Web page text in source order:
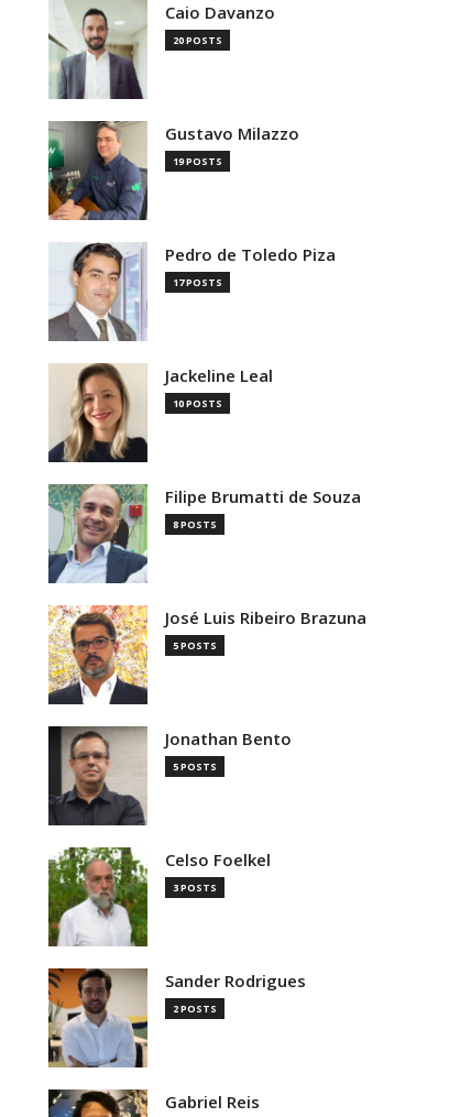
Caio Davanzo
20 POSTS
Gustavo Milazzo
19 POSTS
Pedro de Toledo Piza
17 POSTS
Jackeline Leal
10 POSTS
Filipe Brumatti de Souza
8 POSTS
José Luis Ribeiro Brazuna
5 POSTS
Jonathan Bento
5 POSTS
Celso Foelkel
3 POSTS
Sander Rodrigues
2 POSTS
Gabriel Reis